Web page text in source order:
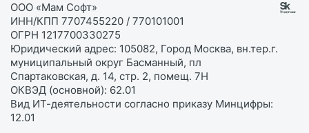
ООО «Мам Софт»
ИНН/КПП 7707455220 / 770101001
ОГРН 1217700330275
Юридический адрес: 105082, Город Москва, вн.тер.г.
муниципальный округ Басманный, пл
Спартаковская, д. 14, стр. 2, помещ. 7Н
ОКВЭД (основной): 62.01
Вид ИТ-деятельности согласно приказу Минцифры:
12.01